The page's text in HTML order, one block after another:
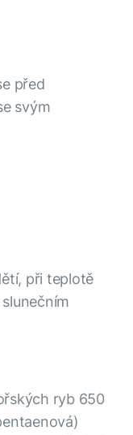
před
svým
při teplotě
ryb 650